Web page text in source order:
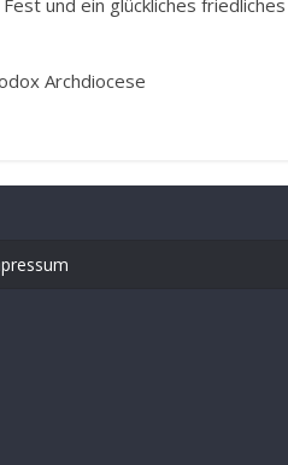
und ein glückliches friedliches
Archdiocese